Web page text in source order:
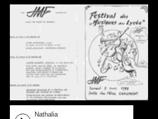
Nathalia